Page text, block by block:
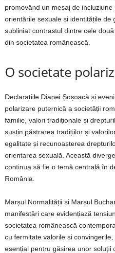
promovând un mesaj de
orientările sexuale și identitățile de
subliniat contrastul dintre cele
din societatea românească.
O societate
Declarațiile Dianei Șoșoacă și
polarizare puternică a societății
familie, valori tradiționale și
susțin păstrarea tradițiilor și
egalitate și recunoașterea
orientarea sexuală. Această
continua să fie o temă centrală în
România.
Marșul Normalității și Marșul
manifestări care evidențiază
societatea românească
cu fermitate valorile și
esențial pentru găsirea unor soluții